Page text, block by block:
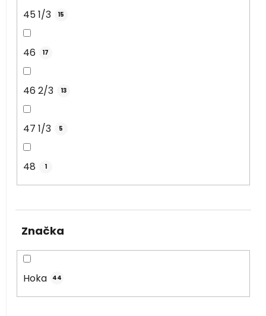
45 1/3 15
46 17
46 2/3 13
47 1/3 5
48 1
Značka
Hoka 44